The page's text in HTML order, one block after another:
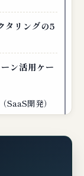
タリングの5
ン活用ケー
開発）
（個人事業
法人）のつ